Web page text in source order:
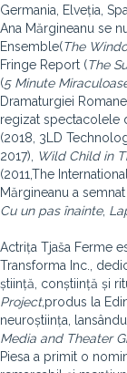
Germania, Elveția,
Ana Mărgineanu se
Ensemble(The
Fringe Report (The
(5 Minute
Dramaturgiei
regizat spectacolele
(2018, 3LD
2017),
Wild Child in
(2011,The
Mărgineanu a
Cu un pas înainte,
Actrița Tjaša Ferme
Transforma Inc.,
știință, conștiință și
Project,produs la
neuroștiința,
Media and Theater
Piesa a primit o